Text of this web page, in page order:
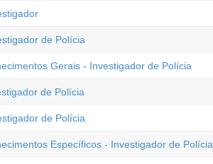
de Polícia
Gerais - Investigador de Polícia
de Polícia
de Polícia
Específicos - Investigador de Polícia